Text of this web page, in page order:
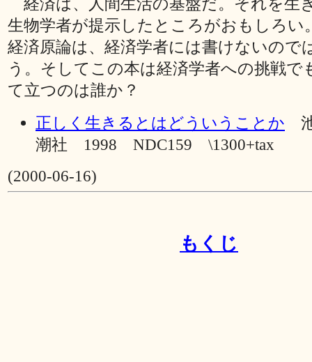
生物学者が提示したところがおもしろい
経済原論は、経済学者には書けないので
う。そしてこの本は経済学者への挑戦で
て立つのは誰か？
正しく生きるとはどういうことか
潮社 1998 NDC159 \1300+tax
(2000-06-16)
もくじ